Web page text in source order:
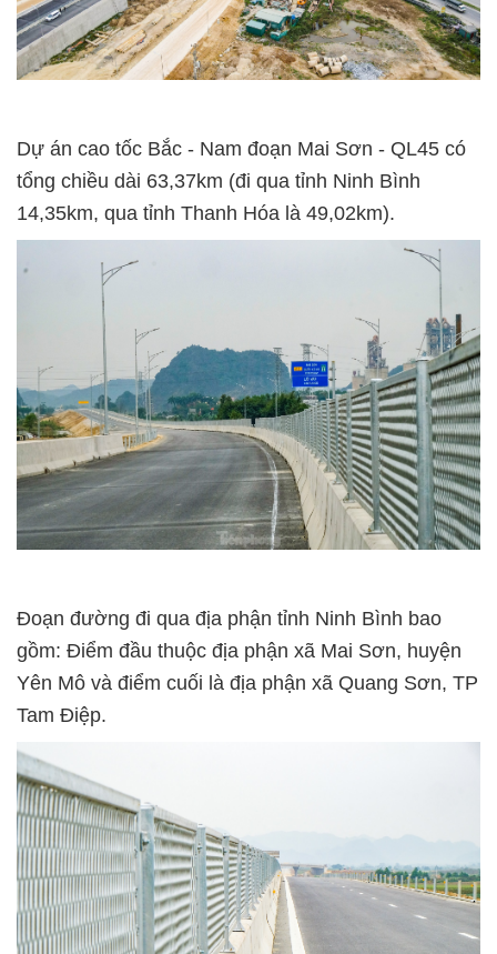
Dự án cao tốc Bắc - Nam đoạn Mai Sơn - QL45 có
tổng chiều dài 63,37km (đi qua tỉnh Ninh Bình
14,35km, qua tỉnh Thanh Hóa là 49,02km).
Đoạn đường đi qua địa phận tỉnh Ninh Bình bao
gồm: Điểm đầu thuộc địa phận xã Mai Sơn, huyện
Yên Mô và điểm cuối là địa phận xã Quang Sơn, TP
Tam Điệp.